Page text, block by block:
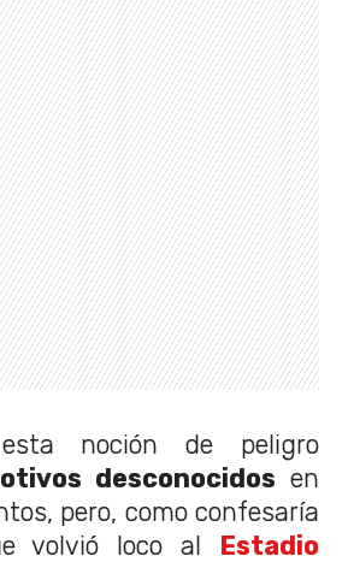
noción de peligro
desconocidos en
pero, como confesaría
volvió loco al Estadio